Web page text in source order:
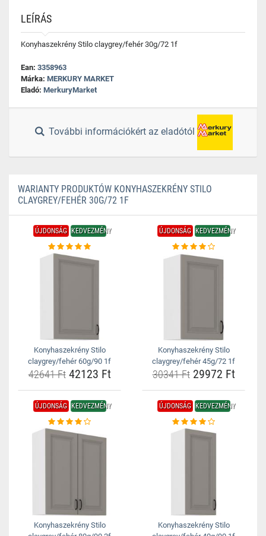
LEÍRÁS
Konyhaszekrény Stilo claygrey/fehér 30g/72 1f
Ean: 3358963
Márka: MERKURY MARKET
Eladó: MerkuryMarket
További információkért az eladótól
WARIANTY PRODUKTÓW KONYHASZEKRÉNY STILO
CLAYGREY/FEHÉR 30G/72 1F
ÚJDONSÁG KEDVEZMÉNY
Konyhaszekrény Stilo
claygrey/fehér 60g/90 1f
42641 Ft42123 Ft
ÚJDONSÁG KEDVEZMÉNY
Konyhaszekrény Stilo
claygrey/fehér 45g/72 1f
30341 Ft29972 Ft
ÚJDONSÁG KEDVEZMÉNY
Konyhaszekrény Stilo
ÚJDONSÁG KEDVEZMÉNY
Konyhaszekrény Stilo